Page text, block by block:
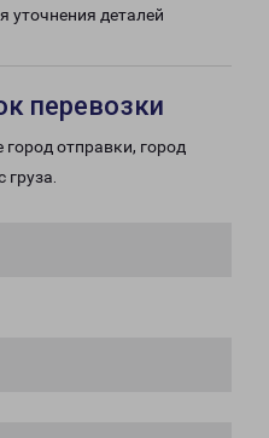
уточнения деталей
перевозки
отправки, город